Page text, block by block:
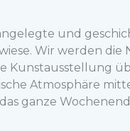
und
Wir werden
Kunstausstellung
Atmosphäre
ganze